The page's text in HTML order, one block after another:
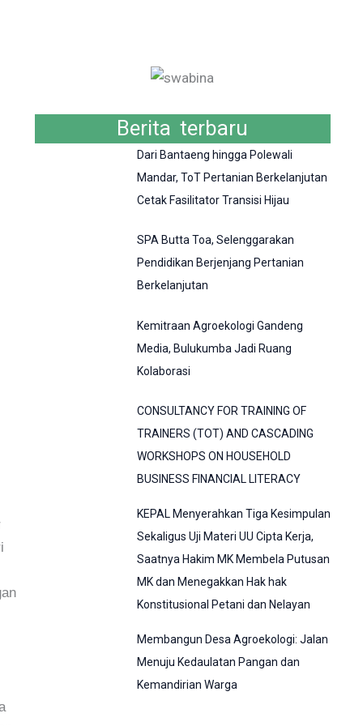
Berita terbaru
Dari Bantaeng hingga Polewali
Mandar, ToT Pertanian Berkelanjutan
Cetak Fasilitator Transisi Hijau
SPA Butta Toa, Selenggarakan
Pendidikan Berjenjang Pertanian
Berkelanjutan
Kemitraan Agroekologi Gandeng
Media, Bulukumba Jadi Ruang
Kolaborasi
CONSULTANCY FOR TRAINING OF
TRAINERS (TOT) AND CASCADING
WORKSHOPS ON HOUSEHOLD
BUSINESS FINANCIAL LITERACY
KEPAL Menyerahkan Tiga Kesimpulan
Sekaligus Uji Materi UU Cipta Kerja,
Saatnya Hakim MK Membela Putusan
MK dan Menegakkan Hak hak
Konstitusional Petani dan Nelayan
Membangun Desa Agroekologi: Jalan
Menuju Kedaulatan Pangan dan
Kemandirian Warga